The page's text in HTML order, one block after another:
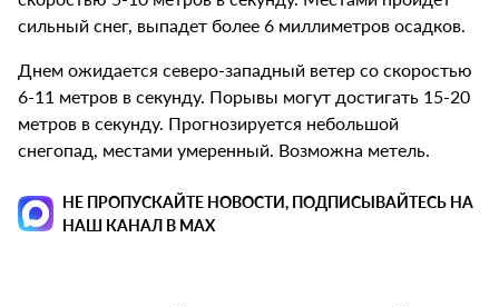
сильный снег, выпадет более 6 миллиметров осадков.
Днем ожидается северо-западный ветер со скоростью
6-11 метров в секунду. Порывы могут достигать 15-20
метров в секунду. Прогнозируется небольшой
снегопад, местами умеренный. Возможна метель.
НЕ ПРОПУСКАЙТЕ НОВОСТИ, ПОДПИСЫВАЙТЕСЬ НА
НАШ КАНАЛ В MAX